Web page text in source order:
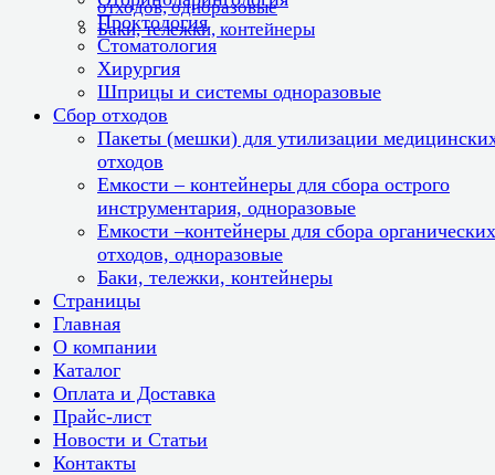
отходов, одноразовые
Баки, тележки, контейнеры
Проктология
Стоматология
Хирургия
Шприцы и системы одноразовые
Сбор отходов
Пакеты (мешки) для утилизации
отходов
Емкости – контейнеры для сбора острого
инструментария, одноразовые
Емкости –контейнеры для сбора органических
отходов, одноразовые
Баки, тележки, контейнеры
Страницы
Главная
О компании
Каталог
Оплата и Доставка
Прайс-лист
Новости и Статьи
Контакты